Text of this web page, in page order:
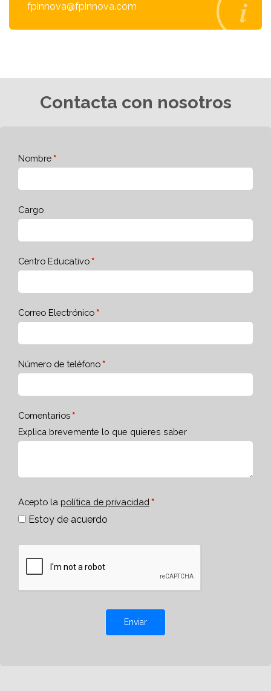
fpinnova@fpinnova.com
Contacta con nosotros
Nombre
Cargo
Centro Educativo
Correo Electrónico
Número de teléfono
Comentarios
Explica brevemente lo que quieres saber
Acepto la política de privacidad
Estoy de acuerdo
Enviar